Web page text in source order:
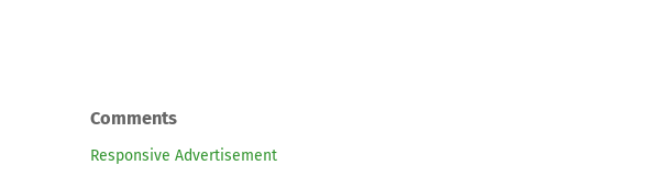
Comments
Responsive Advertisement